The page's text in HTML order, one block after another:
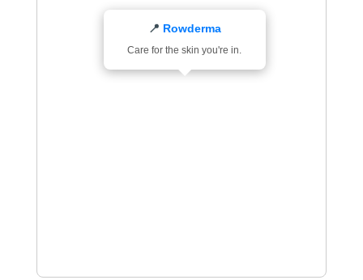
📍 Rowderma
Care for the skin you're in.